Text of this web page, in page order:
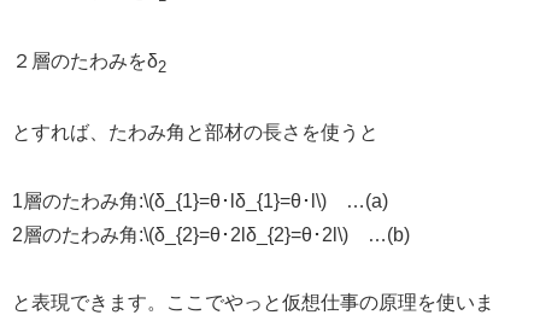
２層のたわみをδ2
とすれば、たわみ角と部材の長さを使うと
1層のたわみ角:\(δ_{1}=θ･lδ_{1}=θ･l\) …(a)
2層のたわみ角:\(δ_{2}=θ･2lδ_{2}=θ･2l\) …(b)
と表現できます。ここでやっと仮想仕事の原理を使いま